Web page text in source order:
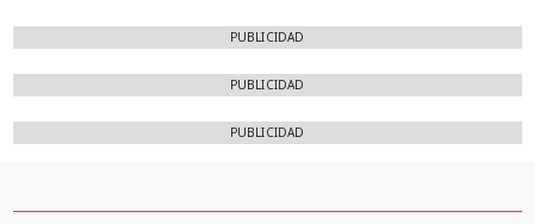
PUBLICIDAD
PUBLICIDAD
PUBLICIDAD